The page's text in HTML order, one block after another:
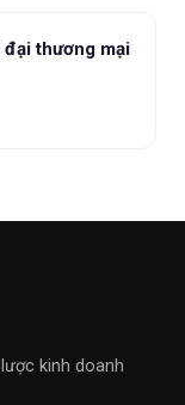
thương mại
kinh doanh